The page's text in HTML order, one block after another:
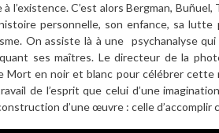
à l’existence. C’est alors Bergman,
personnelle, son enfance, sa
On assiste là à une psychanalyse
ses maîtres. Le directeur de la
en noir et blanc pour célébrer cette
de l’esprit que celui d’une
d’une œuvre : celle